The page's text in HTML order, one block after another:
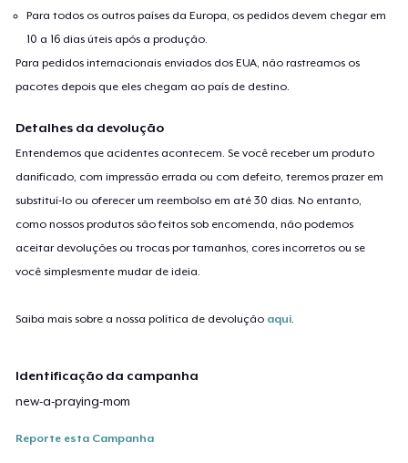
Para todos os outros países da Europa, os pedidos devem chegar em
10 a 16 dias úteis após a produção.
Para pedidos internacionais enviados dos EUA, não rastreamos os
pacotes depois que eles chegam ao país de destino.
Detalhes da devolução
Entendemos que acidentes acontecem. Se você receber um produto
danificado, com impressão errada ou com defeito, teremos prazer em
substituí-lo ou oferecer um reembolso em até 30 dias. No entanto,
como nossos produtos são feitos sob encomenda, não podemos
aceitar devoluções ou trocas por tamanhos, cores incorretos ou se
você simplesmente mudar de ideia.
Saiba mais sobre a nossa política de devolução aqui.
Identificação da campanha
new-a-praying-mom
Reporte esta Campanha